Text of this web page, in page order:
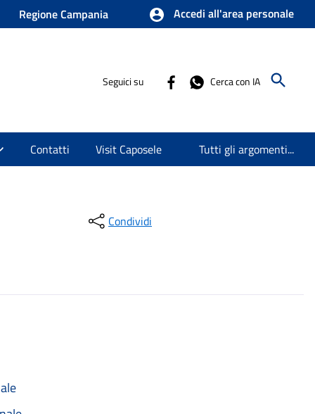
Regione Campania Accedi all'area personale
Seguici su Cerca con IA
Contatti Visit Caposele Tutti gli argomenti...
Condividi